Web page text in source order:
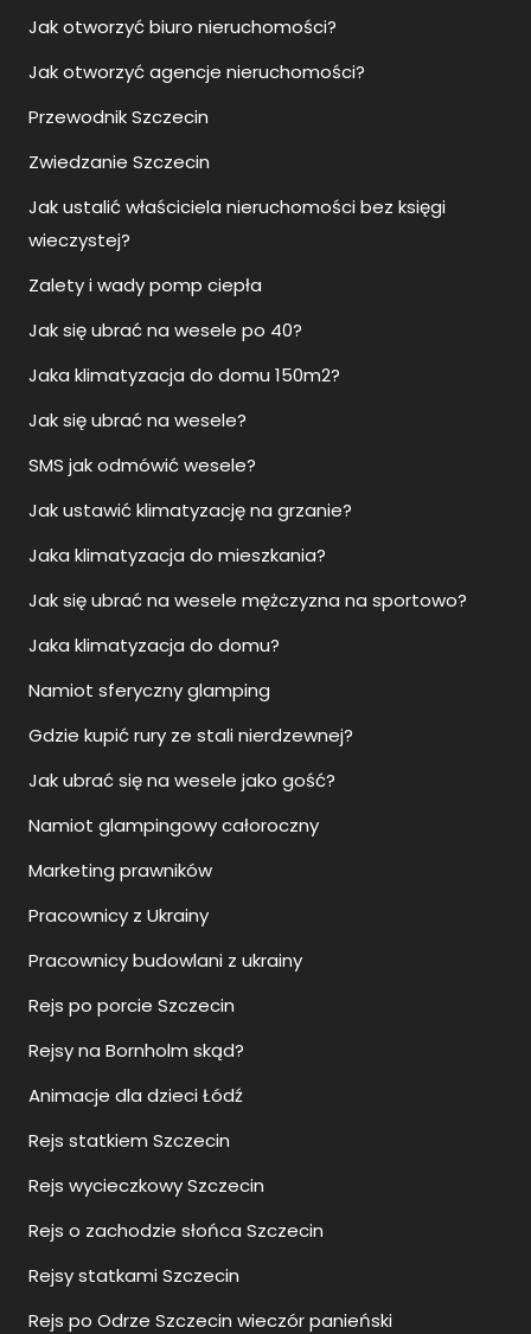
Jak otworzyć biuro nieruchomości?
Jak otworzyć agencje nieruchomości?
Przewodnik Szczecin
Zwiedzanie Szczecin
Jak ustalić właściciela nieruchomości bez księgi
wieczystej?
Zalety i wady pomp ciepła
Jak się ubrać na wesele po 40?
Jaka klimatyzacja do domu 150m2?
Jak się ubrać na wesele?
SMS jak odmówić wesele?
Jak ustawić klimatyzację na grzanie?
Jaka klimatyzacja do mieszkania?
Jak się ubrać na wesele mężczyzna na sportowo?
Jaka klimatyzacja do domu?
Namiot sferyczny glamping
Gdzie kupić rury ze stali nierdzewnej?
Jak ubrać się na wesele jako gość?
Namiot glampingowy całoroczny
Marketing prawników
Pracownicy z Ukrainy
Pracownicy budowlani z ukrainy
Rejs po porcie Szczecin
Rejsy na Bornholm skąd?
Animacje dla dzieci Łódź
Rejs statkiem Szczecin
Rejs wycieczkowy Szczecin
Rejs o zachodzie słońca Szczecin
Rejsy statkami Szczecin
Rejs po Odrze Szczecin wieczór panieński